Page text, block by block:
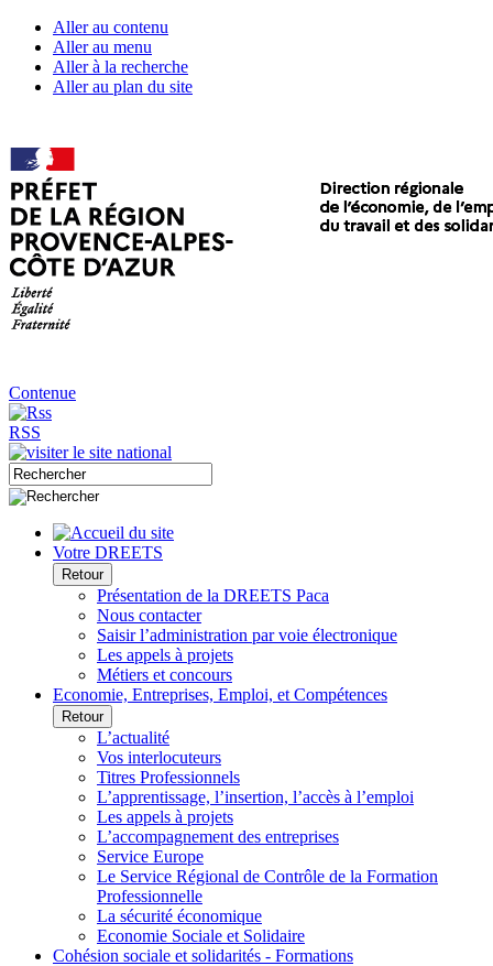
Aller au contenu
Aller au menu
Aller à la recherche
Aller au plan du site
Contenue
RSS
Votre DREETS
Retour
Présentation de la DREETS Paca
Nous contacter
Saisir l’administration par voie électronique
Les appels à projets
Métiers et concours
Economie, Entreprises, Emploi, et Compétences
Retour
L’actualité
Vos interlocuteurs
Titres Professionnels
L’apprentissage, l’insertion, l’accès à l’emploi
Les appels à projets
L’accompagnement des entreprises
Service Europe
Le Service Régional de Contrôle de la Formation
Professionnelle
La sécurité économique
Economie Sociale et Solidaire
Cohésion sociale et solidarités - Formations